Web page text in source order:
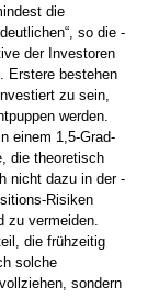
die
so die
der Investoren
Erstere bestehen
zu sein,
werden.
einem 1,5-Grad-
die theoretisch
nicht dazu in der
Risiken
zu vermeiden.
die frühzeitig
solche
sondern